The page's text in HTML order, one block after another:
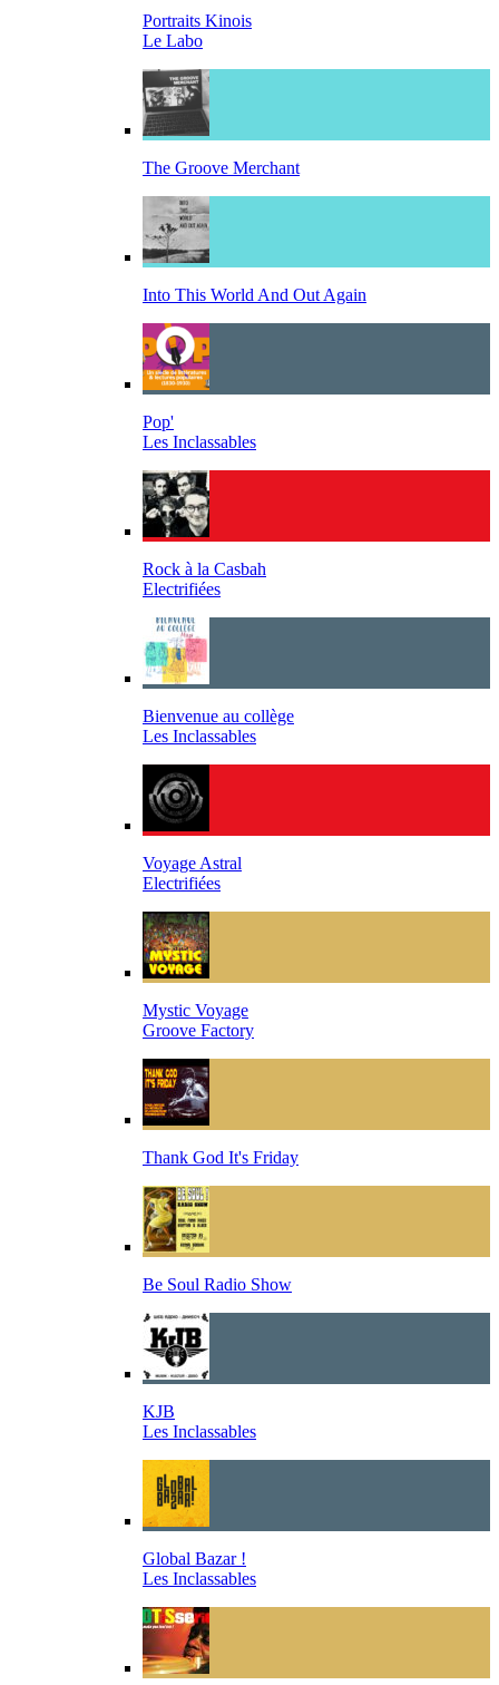
Portraits Kinois
Le Labo
The Groove Merchant
Into This World And Out Again
Pop'
Les Inclassables
Rock à la Casbah
Electrifiées
Bienvenue au collège
Les Inclassables
Voyage Astral
Electrifiées
Mystic Voyage
Groove Factory
Thank God It's Friday
Be Soul Radio Show
KJB
Les Inclassables
Global Bazar !
Les Inclassables